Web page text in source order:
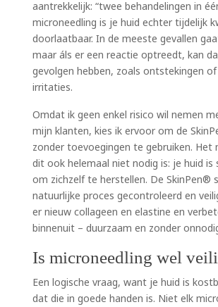
aantrekkelijk: “twee behandelingen in
microneedling is je huid echter tijdelijk
doorlaatbaar. In de meeste gevallen
maar áls er een reactie optreedt, kan
gevolgen hebben, zoals ontstekingen
irritaties.
Omdat ik geen enkel risico wil nemen
mijn klanten, kies ik ervoor om de
zonder toevoegingen te gebruiken. Het
dit ook helemaal niet nodig is: je huid is
om zichzelf te herstellen. De SkinPen®
natuurlijke proces gecontroleerd en
er nieuw collageen en elastine en
binnenuit – duurzaam en zonder
Is microneedling wel
Een logische vraag, want je huid is
dat die in goede handen is. Niet elk